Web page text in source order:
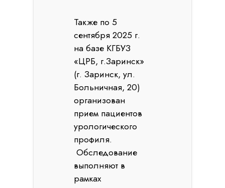
Также по 5
сентября 2025 г.
на базе КГБУЗ
«ЦРБ, г.Заринск»
(г. Заринск, ул.
Больничная, 20)
организован
прием пациентов
урологического
профиля.
Обследование
выполняют в
рамках